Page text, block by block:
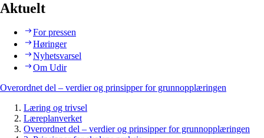
Aktuelt
For pressen
Høringer
Nyhetsvarsel
Om Udir
Overordnet del – verdier og prinsipper for grunnopplæringen
Læring og trivsel
Læreplanverket
Overordnet del – verdier og prinsipper for grunnopplæringen